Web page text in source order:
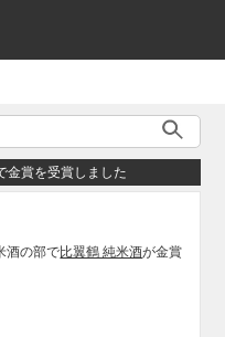
金賞を受賞しました
酒の部で比翼鶴 純米酒が金賞